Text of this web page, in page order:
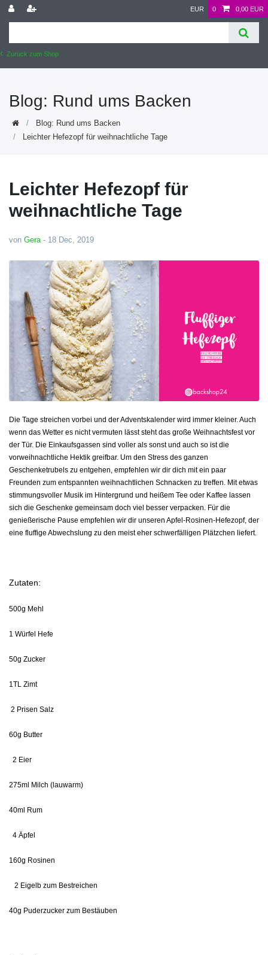
Zurück zum Shop
EUR 0 0,00 EUR
Blog: Rund ums Backen
Blog: Rund ums Backen
Leichter Hefezopf für weihnachtliche Tage
Leichter Hefezopf für
weihnachtliche Tage
von Gera- 18 Dec, 2019
Die Tage streichen vorbei und der Adventskalender wird immer kleiner. Auch
wenn das Wetter es nicht vermuten lässt steht das große Weihnachtsfest vor
der Tür. Die Einkaufsgassen sind voller als sonst und auch so ist die
vorweihnachtliche Hektik greifbar. Um den Stress des ganzen
Geschenketrubels zu entgehen, empfehlen wir dir dich mit ein paar
Freunden zum entspannten weihnachtlichen Schnacken zu treffen. Mit etwas
stimmungsvoller Musik im Hintergrund und heißem Tee oder Kaffee lassen
sich die Geschenke gemeinsam doch viel besser verpacken. Für die
genießerische Pause empfehlen wir dir unseren Apfel-Rosinen-Hefezopf, der
eine fluffige Abwechslung zu den meist eher schwerfälligen Plätzchen liefert.
Zutaten:
500g Mehl
1 Würfel Hefe
50g Zucker
1TL Zimt
2 Prisen Salz
60g Butter
2 Eier
275ml Milch (lauwarm)
40ml Rum
4 Äpfel
160g Rosinen
2 Eigelb zum Bestreichen
40g Puderzucker zum Bestäuben